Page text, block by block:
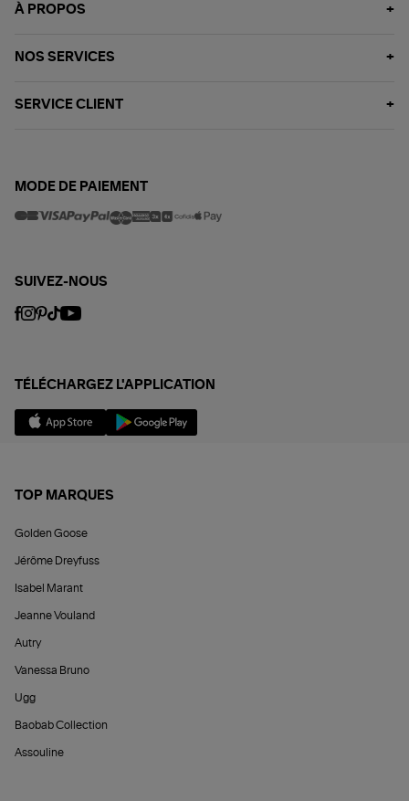
À PROPOS
NOS SERVICES
SERVICE CLIENT
MODE DE PAIEMENT
SUIVEZ-NOUS
TÉLÉCHARGEZ L'APPLICATION
TOP MARQUES
Golden Goose
Jérôme Dreyfuss
Isabel Marant
Jeanne Vouland
Autry
Vanessa Bruno
Ugg
Baobab Collection
Assouline